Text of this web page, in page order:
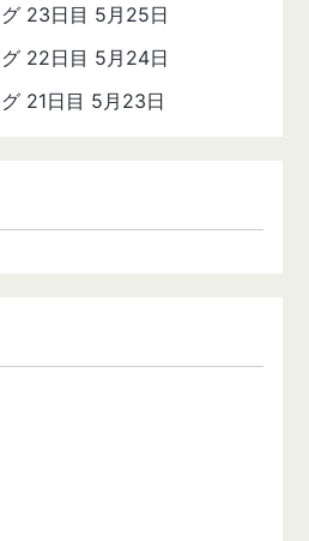
23日目 5月25日
22日目 5月24日
21日目 5月23日